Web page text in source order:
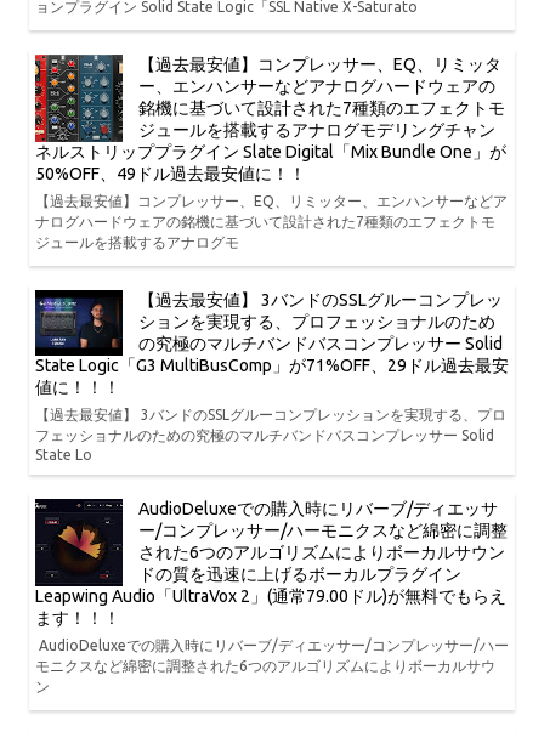
ョンプラグイン Solid State Logic「SSL Native X-Saturato
【過去最安値】コンプレッサー、EQ、リミッタ
ー、エンハンサーなどアナログハードウェアの
銘機に基づいて設計された7種類のエフェクトモ
ジュールを搭載するアナログモデリングチャン
ネルストリッププラグイン Slate Digital「Mix Bundle One」が
50%OFF、49ドル過去最安値に！！
【過去最安値】コンプレッサー、EQ、リミッター、エンハンサーなどア
ナログハードウェアの銘機に基づいて設計された7種類のエフェクトモ
ジュールを搭載するアナログモ
【過去最安値】 3バンドのSSLグルーコンプレッ
ションを実現する、プロフェッショナルのため
の究極のマルチバンドバスコンプレッサー Solid
State Logic「G3 MultiBusComp」が71%OFF、29ドル過去最安
値に！！！
【過去最安値】 3バンドのSSLグルーコンプレッションを実現する、プロ
フェッショナルのための究極のマルチバンドバスコンプレッサー Solid
State Lo
AudioDeluxeでの購入時にリバーブ/ディエッサ
ー/コンプレッサー/ハーモニクスなど綿密に調整
された6つのアルゴリズムによりボーカルサウン
ドの質を迅速に上げるボーカルプラグイン
Leapwing Audio「UltraVox 2」(通常79.00ドル)が無料でもらえ
ます！！！
AudioDeluxeでの購入時にリバーブ/ディエッサー/コンプレッサー/ハー
モニクスなど綿密に調整された6つのアルゴリズムによりボーカルサウ
ン